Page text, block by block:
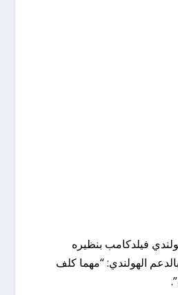
فيلدكامب بنظيره
الهولندي: “مهما كلف